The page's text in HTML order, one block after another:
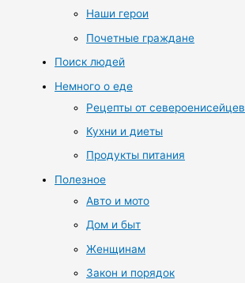
Наши герои
Почетные граждане
Поиск людей
Немного о еде
Рецепты от североенисейцев
Кухни и диеты
Продукты питания
Полезное
Авто и мото
Дом и быт
Женщинам
Закон и порядок